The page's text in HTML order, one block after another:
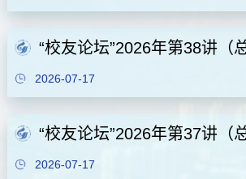
2026-07-17
2026-07-17